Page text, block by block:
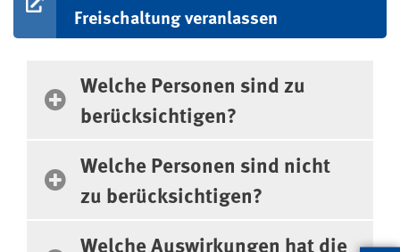
Freischaltung veranlassen
Häufig gestellte Fragen
Welche Personen sind zu
berücksichtigen?
Welche Personen sind nicht
zu berücksichtigen?
Welche Auswirkungen hat die